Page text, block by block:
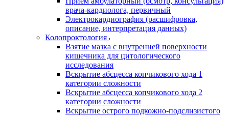
врача-кардиолога, первичный
Электрокардиография (расшифровка,
описание, интерпретация данных)
Колопроктология
Взятие мазка с внутренней поверхности
кишечника для цитологического
исследования
Вскрытие абсцесса копчикового хода 1
категории сложности
Вскрытие абсцесса копчикового хода 2
категории сложности
Вскрытие острого подкожно-подслизистого